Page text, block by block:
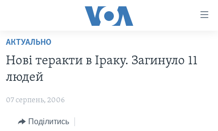
Перейти
матеріалу
Перейти
меню
Перейти
АКТУАЛЬНО
США
УКРАЇНА
ПОЛІТИКА В США
АДМІНІСТРАЦІЯ ПРЕЗИДЕНТА ТРАМПА: ПЕРШІ 100
АКТУАЛЬНО
Нові теракти в Іраку. Загинуло 11
людей
07 серпень, 2006
Поділитись